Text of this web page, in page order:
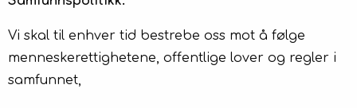
Vi skal til enhver tid bestrebe oss mot å følge
menneskerettighetene, offentlige lover og regler i
samfunnet,